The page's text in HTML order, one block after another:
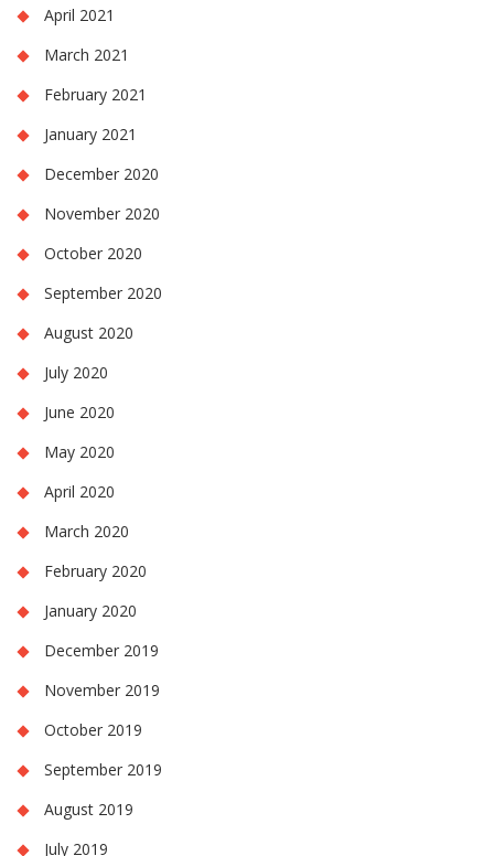
April 2021
March 2021
February 2021
January 2021
December 2020
November 2020
October 2020
September 2020
August 2020
July 2020
June 2020
May 2020
April 2020
March 2020
February 2020
January 2020
December 2019
November 2019
October 2019
September 2019
August 2019
July 2019